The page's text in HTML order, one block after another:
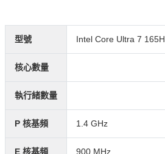
型號 Intel Core Ultra 7 165H
核心數量
執行緒數量
P 核基頻 1.4 GHz
E 核基頻 900 MHz